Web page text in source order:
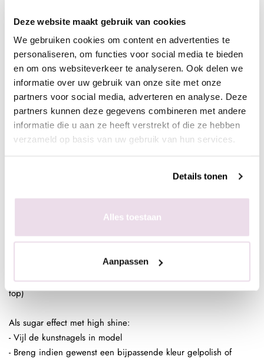
Deze website maakt gebruik van cookies
We gebruiken cookies om content en advertenties te
personaliseren, om functies voor social media te bieden
en om ons websiteverkeer te analyseren. Ook delen we
informatie over uw gebruik van onze site met onze
partners voor social media, adverteren en analyse. Deze
partners kunnen deze gegevens combineren met andere
informatie die u aan ze heeft verstrekt of die ze hebben
verzameld op basis van uw gebruik van hun services.
Details tonen
Alles toestaan
Aanpassen
In de plaklaag van de clear gelpolish (voor een optimaal
kleurbehoud van de glitter)
- Bereid de natuurlijke nagel voor door de glans te verwijderen,
dehydrateren met magic prep en de ultrabond aan te brengen
- Breng de rubber base, superbond base gel, of Be Jeweled
base/top aan
- Pak met de fluffy brush een kleine hoeveelheid glitters op en
- Pak met de fluffy brush een kleine hoeveelheid glitters op en
poets deze in de plaklaag van de gelpolish.
- Aflakken met topcoat (voor de natuurlijke nagels Be Jeweled
base/topof next top, kunstnagels high shine, glossy top of next
top)
Als sugar effect met high shine:
- Vijl de kunstnagels in model
- Breng indien gewenst een bijpassende kleur gelpolish of